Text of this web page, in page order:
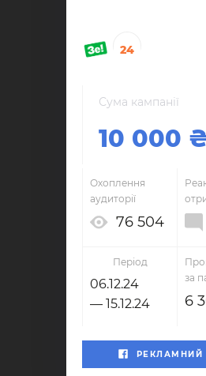
24
Сума кампанії
10 000
Охоплення
аудиторії
76 504
Період
06.12.24
— 15.12.24
за
6
РЕКЛАМНИЙ